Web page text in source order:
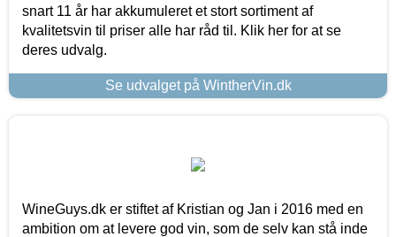
snart 11 år har akkumuleret et stort sortiment af
kvalitetsvin til priser alle har råd til. Klik her for at se
deres udvalg.
Se udvalget på WintherVin.dk
WineGuys.dk er stiftet af Kristian og Jan i 2016 med en
ambition om at levere god vin, som de selv kan stå inde